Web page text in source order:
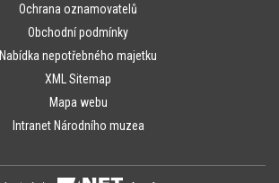
Ochrana oznamovatelů
Obchodní podmínky
Nabídka nepotřebného majetku
XML Sitemap
Mapa webu
Intranet Národního muzea